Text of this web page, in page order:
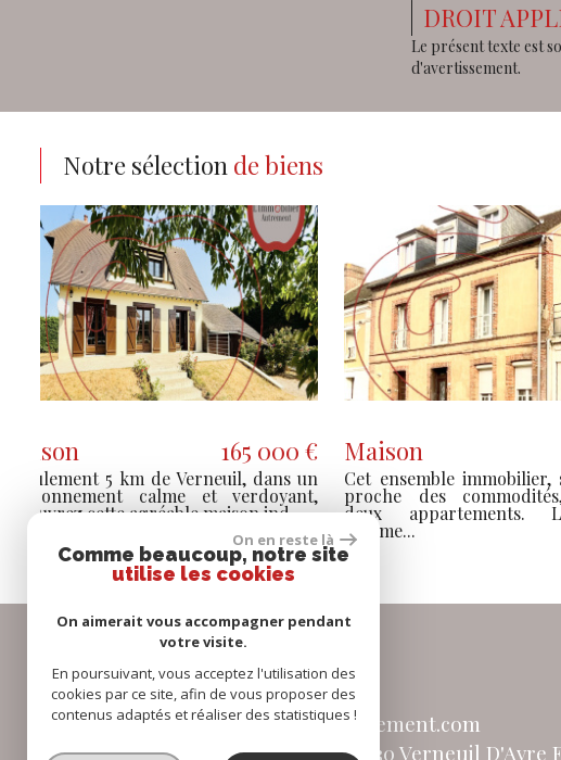
DROIT
Le présent texte est
d'avertissement.
Notre sélection de biens
Maison 302 100 €
Située dans un quartier calme et
recherché, à proximité immédiate des
commerces et de la gare, cette maison...
Maison
Maison de
charme de
idéale pour une
Coordonnées
Tél :02 32 24 70 27 /
E-mail :contact@limmobilierautrement.com
Adresse :25 rue des Moulettes 27130 Verneuil D'Avre
On en reste là
Comme beaucoup, notre site
utilise les cookies
On aimerait vous accompagner pendant
votre visite.
En poursuivant, vous acceptez l'utilisation des
cookies par ce site, afin de vous proposer des
contenus adaptés et réaliser des statistiques !